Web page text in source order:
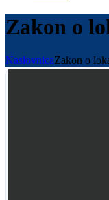
Zakon o
NaslovnicaZakon o